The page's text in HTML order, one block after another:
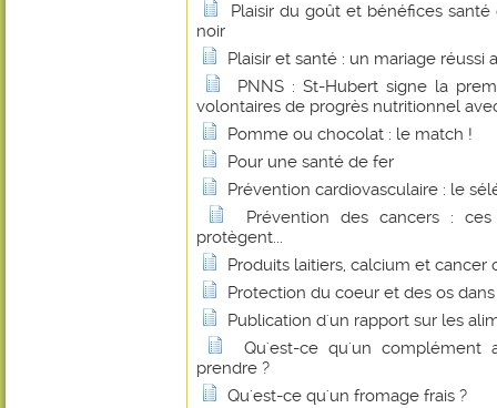
Plaisir du goût et bénéfices
noir
Plaisir et santé : un mariage réussi
PNNS : St-Hubert signe la
volontaires de progrès nutritionnel
Pomme ou chocolat : le match !
Pour une santé de fer
Prévention cardiovasculaire : le
Prévention des cancers :
protègent...
Produits laitiers, calcium et cancer
Protection du coeur et des os
Publication d'un rapport sur les
Qu'est-ce qu'un complément
prendre ?
Qu'est-ce qu'un fromage frais ?